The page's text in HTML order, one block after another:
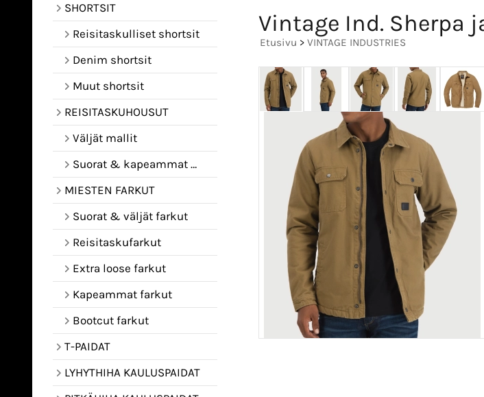
SHORTSIT
Reisitaskulliset shortsit
Denim shortsit
Muut shortsit
REISITASKUHOUSUT
Väljät mallit
Suorat & kapeammat mallit
MIESTEN FARKUT
Suorat & väljät farkut
Reisitaskufarkut
Extra loose farkut
Kapeammat farkut
Bootcut farkut
T-PAIDAT
LYHYTHIHA KAULUSPAIDAT
Vintage Ind. Sherpa
Etusivu > VINTAGE INDUSTRIES